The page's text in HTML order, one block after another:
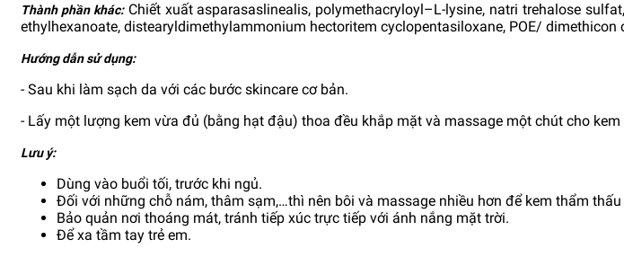
Thành phần khác:Chiết xuất asparasaslinealis, polymethacryloyl–L-lysine, natri trehalose
ethylhexanoate, distearyldimethylammonium hectoritem cyclopentasiloxane, POE/
Hướng dẫn sử dụng:
- Sau khi làm sạch da với các bước skincare cơ bản.
- Lấy một lượng kem vừa đủ (bằng hạt đậu) thoa đều khắp mặt và massage một chút cho
Lưu ý:
Dùng vào buổi tối, trước khi ngủ.
Đối với những chỗ nám, thâm sạm,…thì nên bôi và massage nhiều hơn để kem thẩm thấu
Bảo quản nơi thoáng mát, tránh tiếp xúc trực tiếp với ánh nắng mặt trời.
Để xa tầm tay trẻ em.